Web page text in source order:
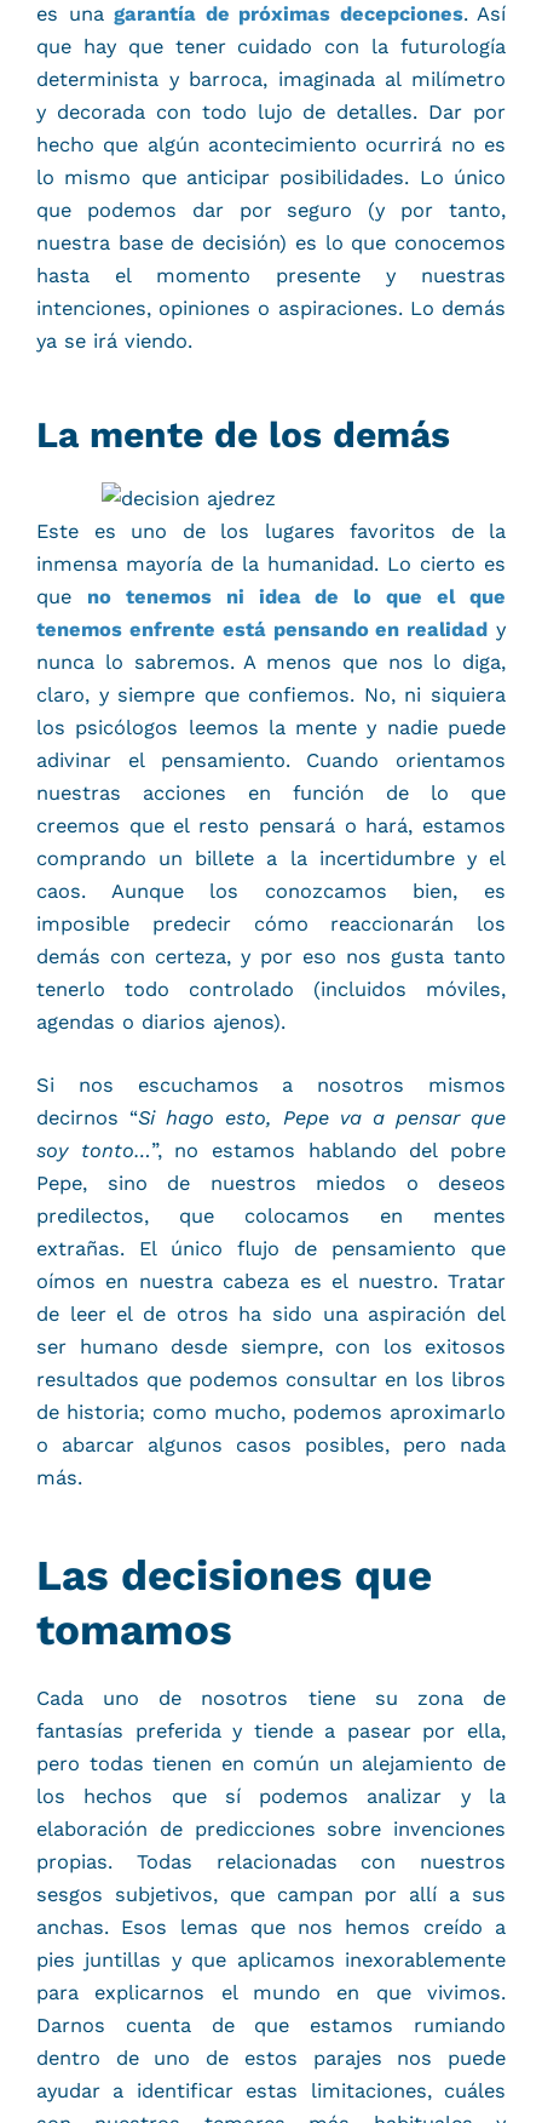
es una garantía de próximas decepciones. Así
que hay que tener cuidado con la futurología
determinista y barroca, imaginada al milímetro
y decorada con todo lujo de detalles. Dar por
hecho que algún acontecimiento ocurrirá no es
lo mismo que anticipar posibilidades. Lo único
que podemos dar por seguro (y por tanto,
nuestra base de decisión) es lo que conocemos
hasta el momento presente y nuestras
intenciones, opiniones o aspiraciones. Lo demás
ya se irá viendo.
La mente de los demás
Este es uno de los lugares favoritos de la
inmensa mayoría de la humanidad. Lo cierto es
que no tenemos ni idea de lo que el que
tenemos enfrente está pensando en realidad y
nunca lo sabremos. A menos que nos lo diga,
claro, y siempre que confiemos. No, ni siquiera
los psicólogos leemos la mente y nadie puede
adivinar el pensamiento. Cuando orientamos
nuestras acciones en función de lo que
creemos que el resto pensará o hará, estamos
comprando un billete a la incertidumbre y el
caos. Aunque los conozcamos bien, es
imposible predecir cómo reaccionarán los
demás con certeza, y por eso nos gusta tanto
tenerlo todo controlado (incluidos móviles,
agendas o diarios ajenos).
Si nos escuchamos a nosotros mismos
decirnos “Si hago esto, Pepe va a pensar que
soy tonto…”, no estamos hablando del pobre
Pepe, sino de nuestros miedos o deseos
predilectos, que colocamos en mentes
extrañas. El único flujo de pensamiento que
oímos en nuestra cabeza es el nuestro. Tratar
de leer el de otros ha sido una aspiración del
ser humano desde siempre, con los exitosos
resultados que podemos consultar en los libros
de historia; como mucho, podemos aproximarlo
o abarcar algunos casos posibles, pero nada
más.
Las decisiones que
tomamos
Cada uno de nosotros tiene su zona de
fantasías preferida y tiende a pasear por ella,
pero todas tienen en común un alejamiento de
los hechos que sí podemos analizar y la
elaboración de predicciones sobre invenciones
propias. Todas relacionadas con nuestros
sesgos subjetivos, que campan por allí a sus
anchas. Esos lemas que nos hemos creído a
pies juntillas y que aplicamos inexorablemente
para explicarnos el mundo en que vivimos.
Darnos cuenta de que estamos rumiando
dentro de uno de estos parajes nos puede
ayudar a identificar estas limitaciones, cuáles